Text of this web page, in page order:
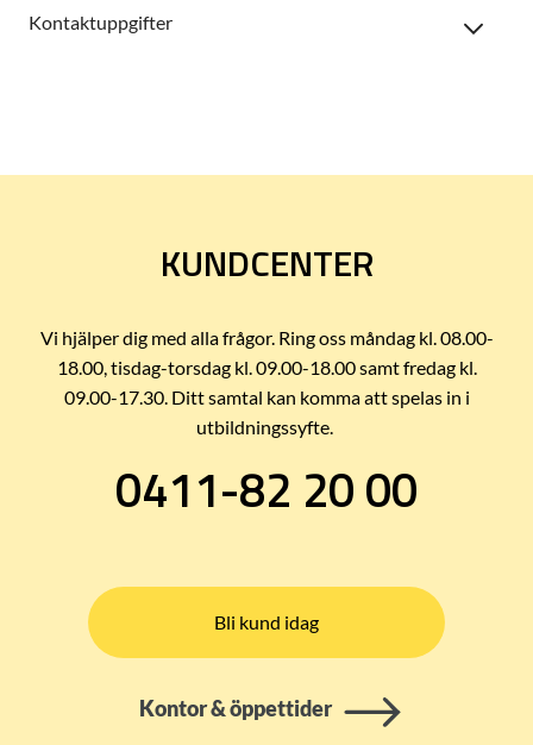
Kontaktuppgifter
KUNDCENTER
Vi hjälper dig med alla frågor. Ring oss måndag kl. 08.00-
18.00, tisdag-torsdag kl. 09.00-18.00 samt fredag kl.
09.00-17.30. Ditt samtal kan komma att spelas in i
utbildningssyfte.
0411-82 20 00
Bli kund idag
Kontor & öppettider